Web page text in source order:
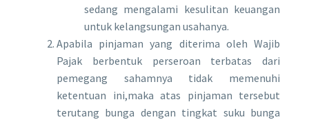
sedang mengalami kesulitan keuangan
untuk kelangsungan usahanya.
Apabila pinjaman yang diterima oleh Wajib
Pajak berbentuk perseroan terbatas dari
pemegang sahamnya tidak memenuhi
ketentuan ini,maka atas pinjaman tersebut
terutang bunga dengan tingkat suku bunga